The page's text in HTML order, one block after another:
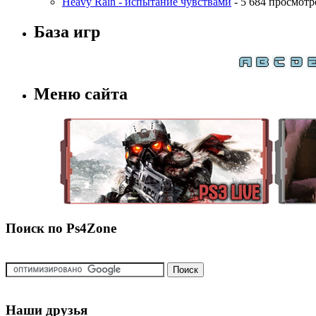
База игр
Меню сайта
Поиск по Ps4Zone
Наши друзья